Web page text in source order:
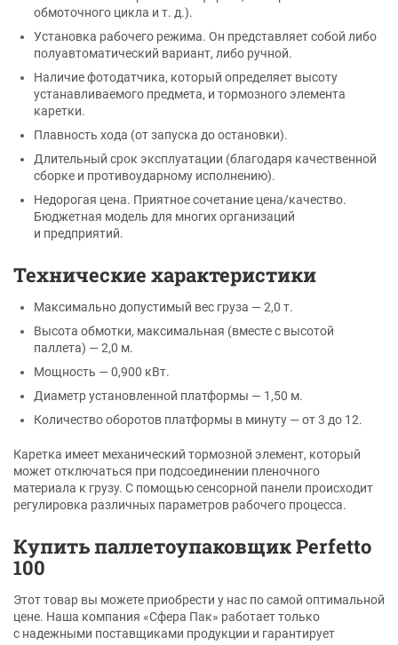
обмоточного цикла и т. д.).
Установка рабочего режима. Он представляет собой либо
полуавтоматический вариант, либо ручной.
Наличие фотодатчика, который определяет высоту
устанавливаемого предмета, и тормозного элемента
каретки.
Плавность хода (от запуска до остановки).
Длительный срок эксплуатации (благодаря качественной
сборке и противоударному исполнению).
Недорогая цена. Приятное сочетание цена/качество.
Бюджетная модель для многих организаций
и предприятий.
Технические характеристики
Максимально допустимый вес груза — 2,0 т.
Высота обмотки, максимальная (вместе с высотой
паллета) — 2,0 м.
Мощность — 0,900 кВт.
Диаметр установленной платформы — 1,50 м.
Количество оборотов платформы в минуту — от 3 до 12.
Каретка имеет механический тормозной элемент, который
может отключаться при подсоединении пленочного
материала к грузу. С помощью сенсорной панели происходит
регулировка различных параметров рабочего процесса.
Купить паллетоупаковщик Perfetto
100
Этот товар вы можете приобрести у нас по самой оптимальной
цене. Наша компания «Сфера Пак» работает только
с надежными поставщиками продукции и гарантирует